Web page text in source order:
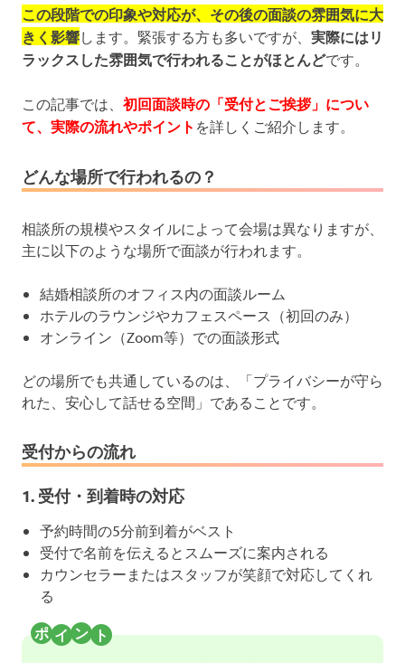
この段階での印象や対応が、その後の面談の雰囲気に大
きく影響します。緊張する方も多いですが、 実際にはリ
ラックスした雰囲気で行われることがほとんどです。
この記事では、 初回面談時の「受付とご挨拶」につい
て、実際の流れやポイント を詳しくご紹介します。
どんな場所で行われるの？
相談所の規模やスタイルによって会場は異なりますが、
主に以下のような場所で面談が行われます。
結婚相談所のオフィス内の面談ルーム
ホテルのラウンジやカフェスペース（初回のみ）
オンライン（Zoom等）での面談形式
どの場所でも共通しているのは、「プライバシーが守ら
れた、安心して話せる空間」であることです。
受付からの流れ
1. 受付・到着時の対応
予約時間の5分前到着がベスト
受付で名前を伝えるとスムーズに案内される
カウンセラーまたはスタッフが笑顔で対応してくれ
る